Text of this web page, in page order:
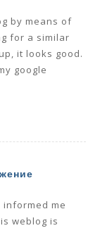
by means of
for a similar
it looks good.
google
me
weblog is